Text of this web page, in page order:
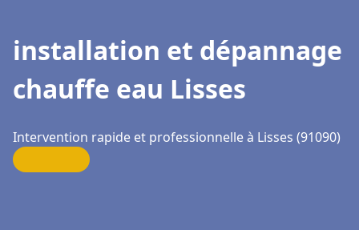
installation et dépannage
chauffe eau Lisses
Intervention rapide et professionnelle à Lisses (91090)